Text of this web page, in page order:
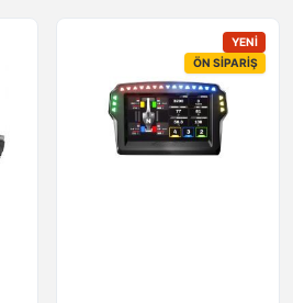
YENI
ÖN SIPARIŞ